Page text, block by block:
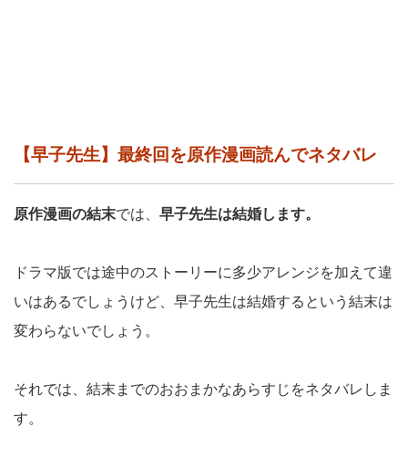
【早子先生】最終回を原作漫画読んでネタバレ
原作漫画の結末では、 早子先生は結婚します。
ドラマ版では途中のストーリーに多少アレンジを加えて違
いはあるでしょうけど、早子先生は結婚するという結末は
変わらないでしょう。
それでは、結末までのおおまかなあらすじをネタバレしま
す。